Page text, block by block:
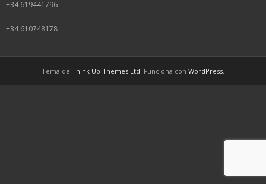
+34 619441796
+34 610748178
Tema de Think Up Themes Ltd . Funciona con WordPress